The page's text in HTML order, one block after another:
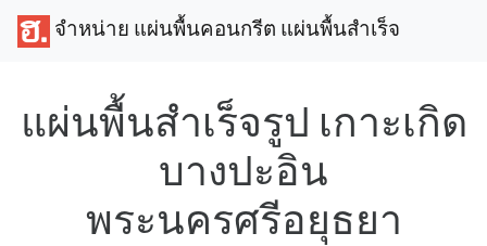
จำหน่าย แผ่นพื้นคอนกรีต แผ่นพื้นสำเร็จ
แผ่นพื้นสำเร็จรูป เกาะเกิด
บางปะอิน
พระนครศรีอยุธยา